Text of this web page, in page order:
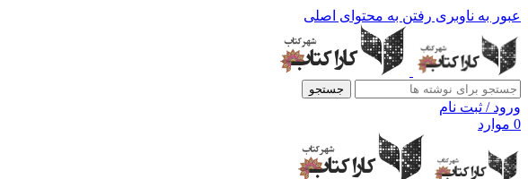
عبور به ناوبری رفتن به محتوای اصلی
جستجو
ورود / ثبت نام
0 موارد